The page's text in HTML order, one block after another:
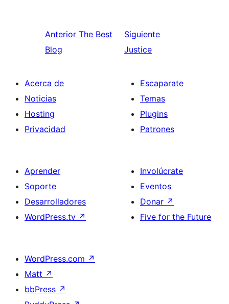
Anterior The Best
Blog
Siguiente
Justice
Acerca de
Noticias
Hosting
Privacidad
Escaparate
Temas
Plugins
Patrones
Aprender
Soporte
Desarrolladores
WordPress.tv ↗
Involúcrate
Eventos
Donar ↗
Five for the Future
WordPress.com ↗
Matt ↗
bbPress ↗